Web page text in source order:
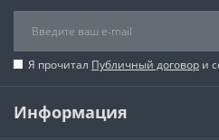
Я прочитал Публичный договор и
Информация